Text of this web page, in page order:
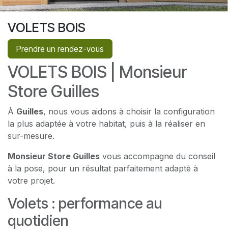
VOLETS BOIS
Prendre un rendez-vous
VOLETS BOIS | Monsieur
Store Guilles
À Guilles, nous vous aidons à choisir la configuration
la plus adaptée à votre habitat, puis à la réaliser en
sur-mesure.
Monsieur Store Guilles vous accompagne du conseil
à la pose, pour un résultat parfaitement adapté à
votre projet.
Volets : performance au
quotidien